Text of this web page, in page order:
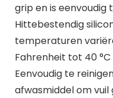
grip en is eenvoudig
Hittebestendig
temperaturen
Fahrenheit tot 40
Eenvoudig te
afwasmiddel om